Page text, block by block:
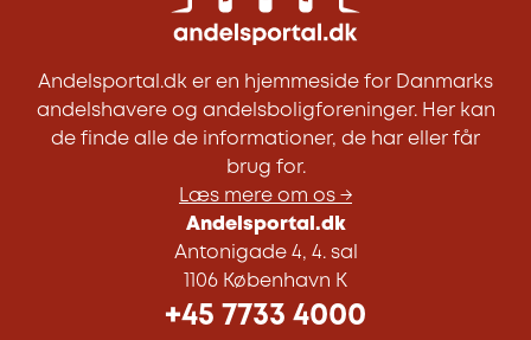
Andelsportal.dk er en hjemmeside for Danmarks
andelshavere og andelsboligforeninger. Her kan
de finde alle de informationer, de har eller får
brug for.
Læs mere om os →
Andelsportal.dk
Antonigade 4, 4. sal
1106 København K
+45 7733 4000